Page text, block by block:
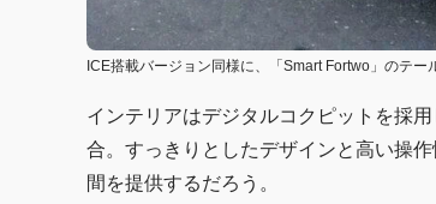
ICE搭載バージョン同様に、「Smart Fortwo」のテー
インテリアはデジタルコクピットを採
合。すっきりとしたデザインと高い操
間を提供するだろう。